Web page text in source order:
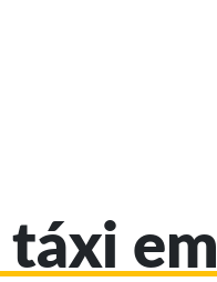
táxi em